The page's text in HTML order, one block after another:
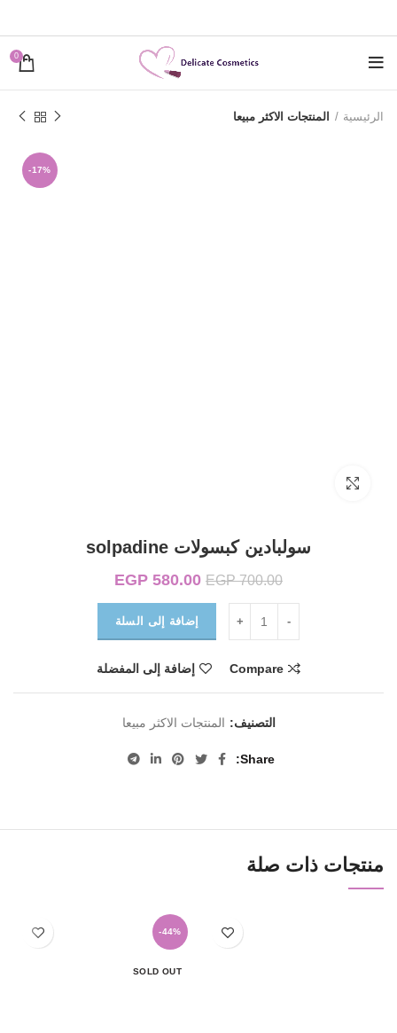
0
الرئيسية المنتجات الاكثر مبيعا
-17%
سولبادين كبسولات solpadine
EGP700.00
السعر الأصلي هو:
EGP 700.00.
EGP 580.00
EGP 580.00.
إضافة إلى السلة
Compare إضافة إلى المفضلة
التصنيف: المنتجات الاكثر مبيعا
Share
منتجات ذات صلة
-44%
SOLD OUT